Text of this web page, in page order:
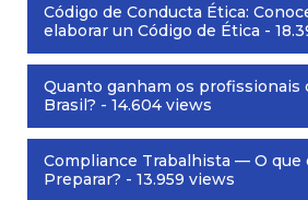
Código de Conducta Ética:
elaborar un Código de Ética -
Quanto ganham os profissionais
Brasil? - 14.604 views
Compliance Trabalhista — O que
Preparar? - 13.959 views